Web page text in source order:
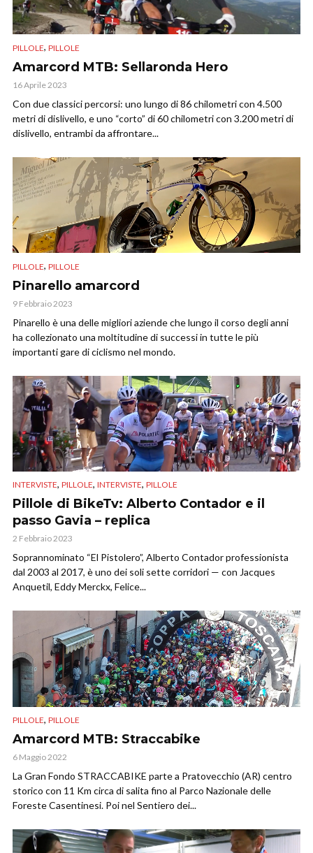
PILLOLE, PILLOLE
Amarcord MTB: Sellaronda Hero
16 Aprile 2023
Con due classici percorsi: uno lungo di 86 chilometri con 4.500
metri di dislivello, e uno “corto” di 60 chilometri con 3.200 metri di
dislivello, entrambi da affrontare...
PILLOLE, PILLOLE
Pinarello amarcord
9 Febbraio 2023
Pinarello è una delle migliori aziende che lungo il corso degli anni
ha collezionato una moltitudine di successi in tutte le più
importanti gare di ciclismo nel mondo.
INTERVISTE, PILLOLE, INTERVISTE, PILLOLE
Pillole di BikeTv: Alberto Contador e il
passo Gavia – replica
2 Febbraio 2023
Soprannominato “El Pistolero”, Alberto Contador professionista
dal 2003 al 2017, è uno dei soli sette corridori — con Jacques
Anquetil, Eddy Merckx, Felice...
PILLOLE, PILLOLE
Amarcord MTB: Straccabike
6 Maggio 2022
La Gran Fondo STRACCABIKE parte a Pratovecchio (AR) centro
storico con 11 Km circa di salita fino al Parco Nazionale delle
Foreste Casentinesi. Poi nel Sentiero dei...